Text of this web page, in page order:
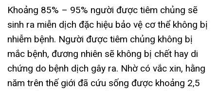
Khoảng 85% – 95% người được tiêm chủng sẽ
sinh ra miễn dịch đặc hiệu bảo vệ cơ thể không bị
nhiễm bệnh. Người được tiêm chủng không bị
mắc bệnh, đương nhiên sẽ không bị chết hay di
chứng do bệnh dịch gây ra. Nhờ có vắc xin, hằng
năm trên thế giới đã cứu sống được khoảng 2,5